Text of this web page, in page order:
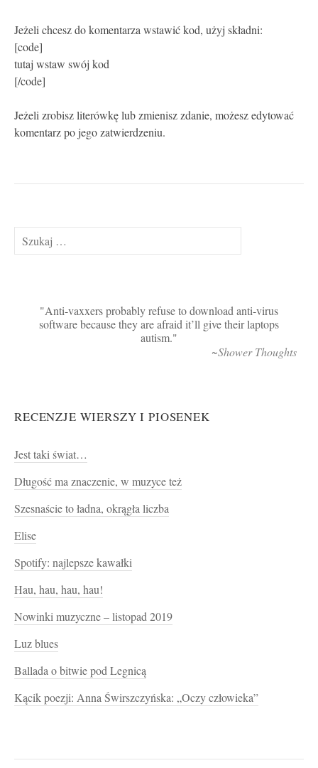
Jeżeli chcesz do komentarza wstawić kod, użyj składni:
[code]
tutaj wstaw swój kod
[/code]
Jeżeli zrobisz literówkę lub zmienisz zdanie, możesz edytować
komentarz po jego zatwierdzeniu.
Szukaj:
Anti-vaxxers probably refuse to download anti-virus
software because they are afraid it’ll give their laptops
autism.
~Shower Thoughts
RECENZJE WIERSZY I PIOSENEK
Jest taki świat…
Długość ma znaczenie, w muzyce też
Szesnaście to ładna, okrągła liczba
Elise
Spotify: najlepsze kawałki
Hau, hau, hau, hau!
Nowinki muzyczne – listopad 2019
Luz blues
Ballada o bitwie pod Legnicą
Kącik poezji: Anna Świrszczyńska: „Oczy człowieka”